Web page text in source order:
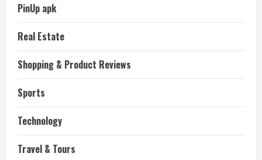
PinUp apk
Real Estate
Shopping & Product Reviews
Sports
Technology
Travel & Tours